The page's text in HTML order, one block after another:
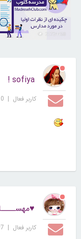
sofiya !
کاربر فعال |
کاربر فعال |